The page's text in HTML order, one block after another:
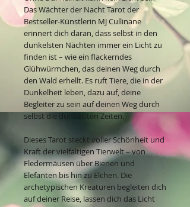
Das Wächter der Nacht Tarot der
Bestseller-Künstlerin MJ Cullinane
erinnert dich daran, dass selbst in den
dunkelsten Nächten immer ein Licht zu
finden ist – wie ein flackerndes
Glühwürmchen, das deinen Weg durch
den Wald erhellt. Es ruft Tiere, die in der
Dunkelheit leben, dazu auf, deine
Begleiter zu sein auf deinen Weg durch
selbst die dunkelsten Zeiten.
Dieses Tarot steckt voller Schönheit und
Kraft der vielfältigen Tierwelt – von
Fledermäusen über Bienen und
Elefanten bis hin zu Elchen. Die
archetypischen Kreaturen begleiten dich
auf deiner Reise, lassen dich das Licht